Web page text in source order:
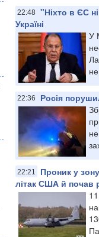
22:48 "Ніхто в ЄС
Україні
У
22:36
Росія
22:21
Проник у
літак США й почав